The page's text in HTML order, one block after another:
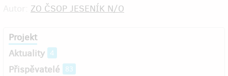
ZO ČSOP JESENÍK N/O
Projekt
Aktuality 4
Přispěvatelé 83